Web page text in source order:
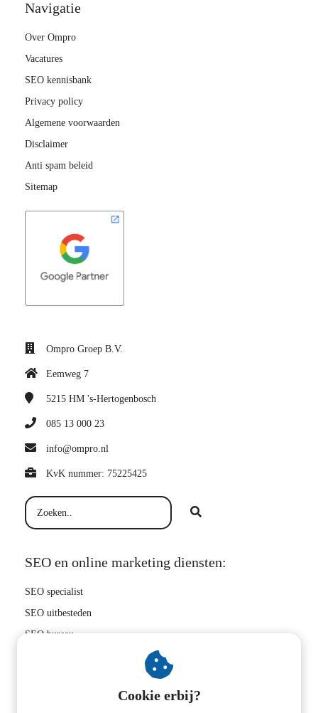
Navigatie
Over Ompro
Vacatures
SEO kennisbank
Privacy policy
Algemene voorwaarden
Disclaimer
Anti spam beleid
Sitemap
Ompro Groep B.V.
Eemweg 7
5215 HM 's-Hertogenbosch
085 13 000 23
info@ompro.nl
KvK nummer: 75225425
SEO en online marketing diensten:
SEO specialist
SEO uitbesteden
SEO bureau
Zoekwoorden onderzoekCookie erbij?